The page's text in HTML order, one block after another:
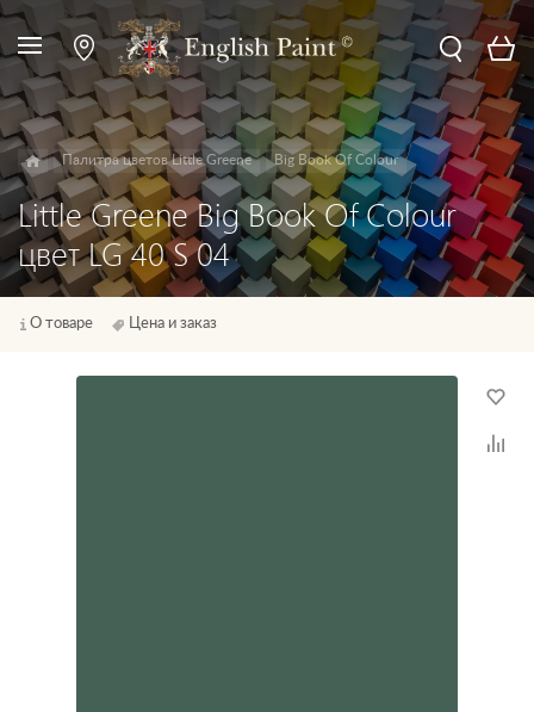
Палитра цветов Little Greene Big Book Of Colour
Little Greene Big Book Of Colour
цвет LG 40 S 04
О товаре Цена и заказ